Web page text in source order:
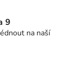
9
na naší